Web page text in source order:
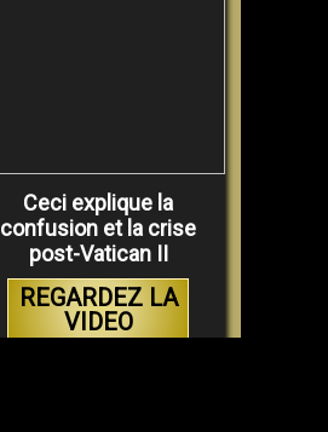
Ceci explique la
confusion et la crise
post-Vatican II
REGARDEZ LA
VIDEO